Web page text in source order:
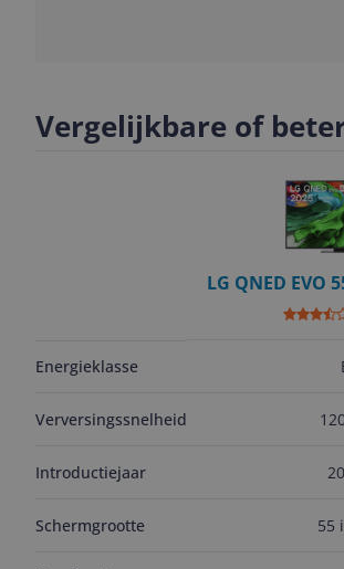
Vergelijkbare of
Energieklasse
Verversingssnelheid
Introductiejaar
Schermgrootte
LG QNED EVO
screen /
55